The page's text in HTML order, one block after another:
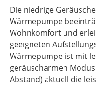
Die niedrige
Wärmepumpe
Wohnkomfort und
geeigneten
Wärmepumpe ist mit
geräuscharmen
Abstand) aktuell die